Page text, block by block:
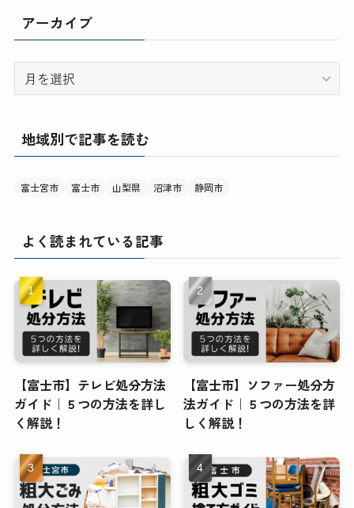
アーカイブ
ー
イ
ブ
地域別で記事を読む
富士宮市 富士市 山梨県 沼津市 静岡市
よく読まれている記事
【富士市】テレビ処分方法
ガイド｜５つの方法を詳し
く解説！
【富士市】ソファー処分方
法ガイド｜５つの方法を詳
しく解説！